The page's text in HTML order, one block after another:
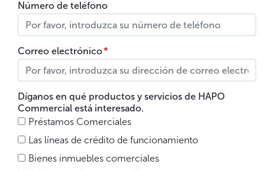
Número de teléfono
Correo electrónico*
Díganos en qué productos y servicios de HAPO
Commercial está interesado.
Préstamos Comerciales
Las líneas de crédito de funcionamiento
Bienes inmuebles comerciales